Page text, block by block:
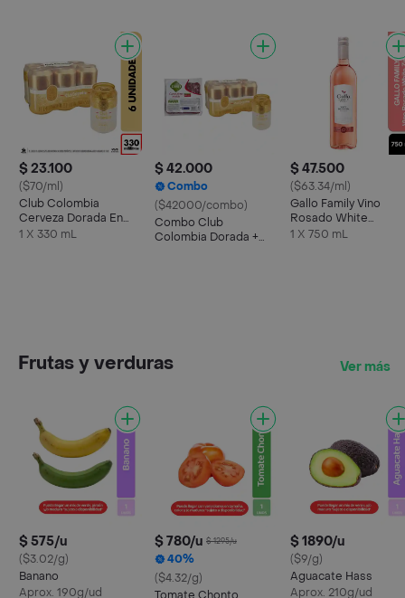
$ 23.100
($70/ml)
Club Colombia
Cerveza Dorada En
Lata 330 ML X6 Unds
1 X 330 mL
$ 42.000
Combo
($42000/combo)
Combo Club
Colombia Dorada +
$ 47.500
($63.34/ml)
Gallo Family Vino
Rosado White
Zinfandel
1 X 750 mL
Frutas y verduras Ver más
$ 575/u
($3.02/g)
Banano
Aprox. 190g/ud
$ 780/u $ 1295/u
40%
($4.32/g)
$ 1890/u
($9/g)
Aguacate Hass
Aprox. 210g/ud